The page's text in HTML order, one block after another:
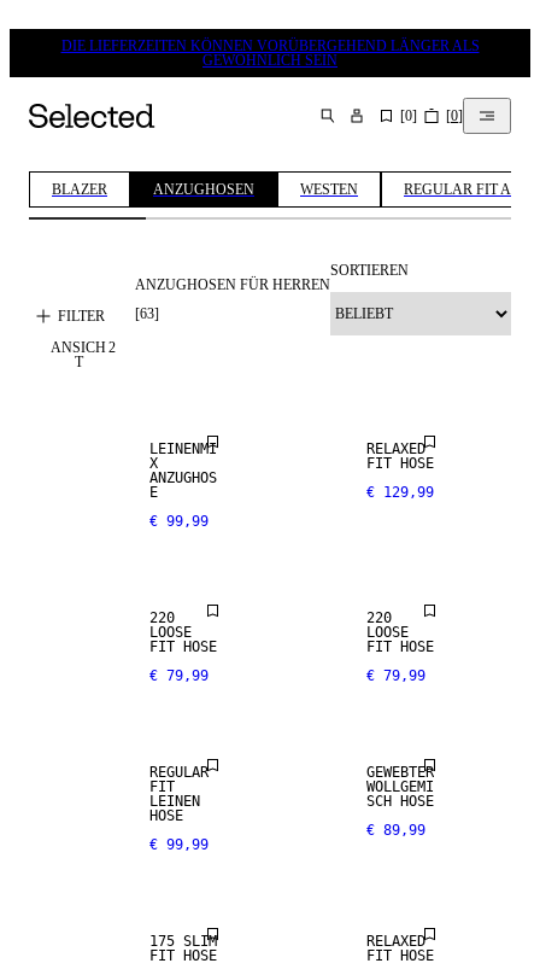
DIE LIEFERZEITEN KÖNNEN VORÜBERGEHEND LÄNGER ALS
GEWÖHNLICH SEIN
SUCHEN [0] [0]
BLAZER ANZUGHOSEN WESTEN REGULAR FIT
FILTER
ANZUGHOSEN FÜR HERREN
[63]
SORTIEREN
ANSICH
T
2
LEINEN-MIX
LEINENMI
X
ANZUGHOS
E
€ 99,99
RELAXED
FIT HOSE
€ 129,99
STRETCH-
220
LOOSE
FIT HOSE
€ 79,99
220
LOOSE
FIT HOSE
€ 79,99
100 %
LEINEN
PREMIUM
REGULAR
FIT
LEINEN
HOSE
€ 99,99
WOLL-MIX
NEW
GEWEBTER
WOLLGEMI
SCH HOSE
€ 89,99
STRETCH-
175 SLIM
FIT HOSE
RELAXED
FIT HOSE